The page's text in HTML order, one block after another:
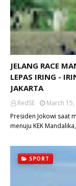
JELANG RACE
LEPAS IRING -
JAKARTA
RedSE
March 15,
Presiden Jokowi saat
menuju KEK
SPORT